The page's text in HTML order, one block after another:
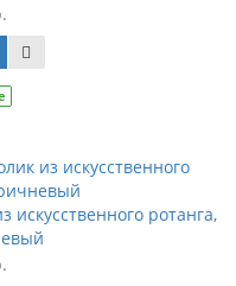
ротанга,